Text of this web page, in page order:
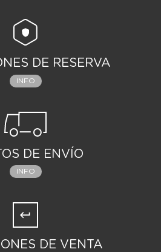
DE RESERVA
INFO
DE ENVÍO
INFO
DE VENTA